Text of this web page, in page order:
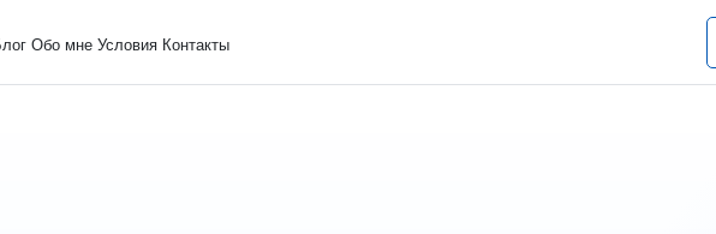
Обо мне Условия Контакты